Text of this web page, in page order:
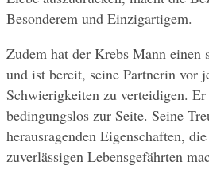
Besonderem und Einzigartigem.
Zudem hat der Krebs Mann einen
und ist bereit, seine Partnerin vor
Schwierigkeiten zu verteidigen.
bedingungslos zur Seite. Seine
herausragenden Eigenschaften,
zuverlässigen Lebensgefährten